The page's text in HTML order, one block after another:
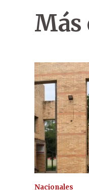
Más
Nacionales